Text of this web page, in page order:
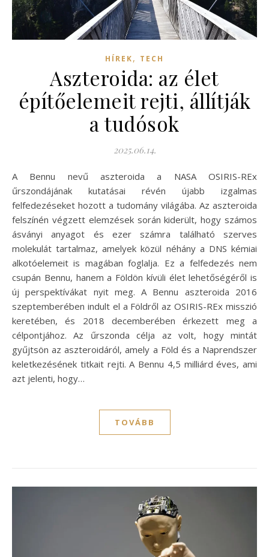
HÍREK, TECH
Aszteroida: az élet
építőelemeit rejti, állítják
a tudósok
2025.06.14.
A Bennu nevű aszteroida a NASA OSIRIS-REx
űrszondájának kutatásai révén újabb izgalmas
felfedezéseket hozott a tudomány világába. Az aszteroida
felszínén végzett elemzések során kiderült, hogy számos
ásványi anyagot és ezer számra található szerves
molekulát tartalmaz, amelyek közül néhány a DNS kémiai
alkotóelemeit is magában foglalja. Ez a felfedezés nem
csupán Bennu, hanem a Földön kívüli élet lehetőségéről is
új perspektívákat nyit meg. A Bennu aszteroida 2016
szeptemberében indult el a Földről az OSIRIS-REx misszió
keretében, és 2018 decemberében érkezett meg a
célpontjához. Az űrszonda célja az volt, hogy mintát
gyűjtsön az aszteroidáról, amely a Föld és a Naprendszer
keletkezésének titkait rejti. A Bennu 4,5 milliárd éves, ami
azt jelenti, hogy…
TOVÁBB